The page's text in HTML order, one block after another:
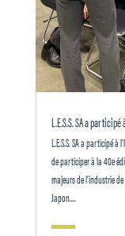
L.E.S.S. SA a
L.E.S.S. SA a participé à
de participer à la 40e
majeurs de l’industrie
Japon....